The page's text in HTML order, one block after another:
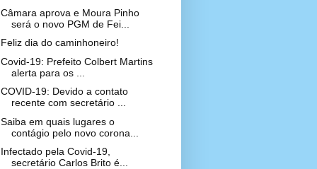
Câmara aprova e Moura Pinho
será o novo PGM de Fei...
Feliz dia do caminhoneiro!
Covid-19: Prefeito Colbert Martins
alerta para os ...
COVID-19: Devido a contato
recente com secretário ...
Saiba em quais lugares o
contágio pelo novo corona...
Infectado pela Covid-19,
secretário Carlos Brito é...